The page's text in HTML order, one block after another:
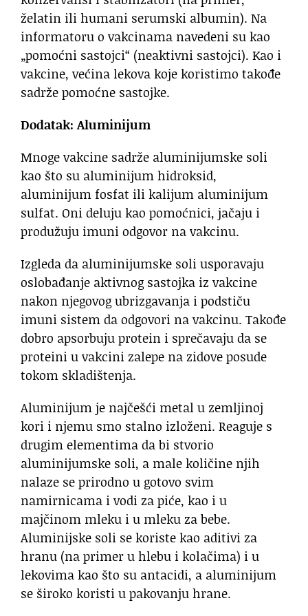
želatin ili humani serumski albumin). Na
informatoru o vakcinama navedeni su kao
„pomoćni sastojci“ (neaktivni sastojci). Kao i
vakcine, većina lekova koje koristimo takođe
sadrže pomoćne sastojke.
Dodatak: Aluminijum
Mnoge vakcine sadrže aluminijumske soli
kao što su aluminijum hidroksid,
aluminijum fosfat ili kalijum aluminijum
sulfat. Oni deluju kao pomoćnici, jačaju i
produžuju imuni odgovor na vakcinu.
Izgleda da aluminijumske soli usporavaju
oslobađanje aktivnog sastojka iz vakcine
nakon njegovog ubrizgavanja i podstiču
imuni sistem da odgovori na vakcinu. Takođe
dobro apsorbuju protein i sprečavaju da se
proteini u vakcini zalepe na zidove posude
tokom skladištenja.
Aluminijum je najčešći metal u zemljinoj
kori i njemu smo stalno izloženi. Reaguje s
drugim elementima da bi stvorio
aluminijumske soli, a male količine njih
nalaze se prirodno u gotovo svim
namirnicama i vodi za piće, kao i u
majčinom mleku i u mleku za bebe.
Aluminijske soli se koriste kao aditivi za
hranu (na primer u hlebu i kolačima) i u
lekovima kao što su antacidi, a aluminijum
se široko koristi u pakovanju hrane.